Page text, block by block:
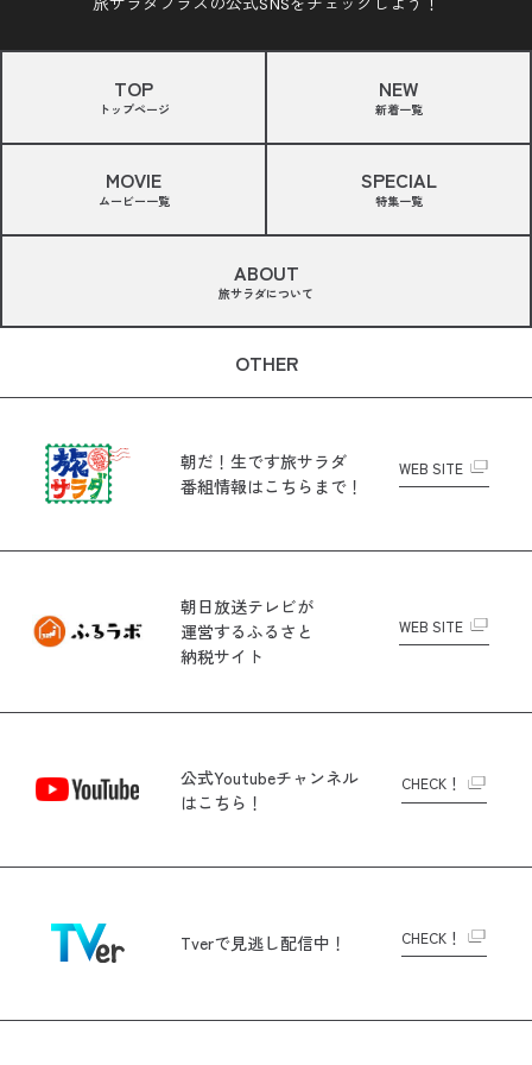
旅サラダプラスの公式SNSをチェックしよう！
TOP
トップページ
NEW
新着一覧
MOVIE
ムービー一覧
SPECIAL
特集一覧
ABOUT
旅サラダについて
OTHER
朝だ！生です旅サラダ
番組情報はこちらまで！
WEB SITE
朝日放送テレビが
運営するふるさと
納税サイト
WEB SITE
公式Youtubeチャンネル
はこちら！
CHECK！
Tverで見逃し配信中！ CHECK！